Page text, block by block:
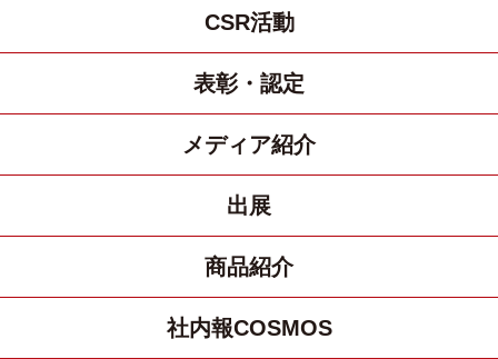
CSR活動
表彰・認定
メディア紹介
出展
商品紹介
社内報COSMOS